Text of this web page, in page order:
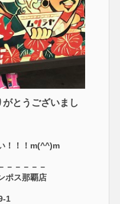
とうございまし
！！！m(^^)m
－－－－－
ポス那覇店
1